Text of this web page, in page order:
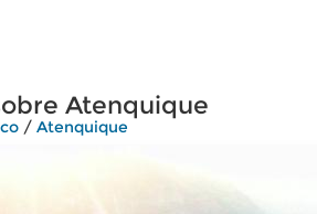
Atenquique
/ Atenquique